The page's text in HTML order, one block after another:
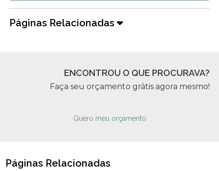
Páginas Relacionadas
ENCONTROU O QUE PROCURAVA?
Faça seu orçamento grátis agora mesmo!
Quero meu orçamento
Páginas Relacionadas